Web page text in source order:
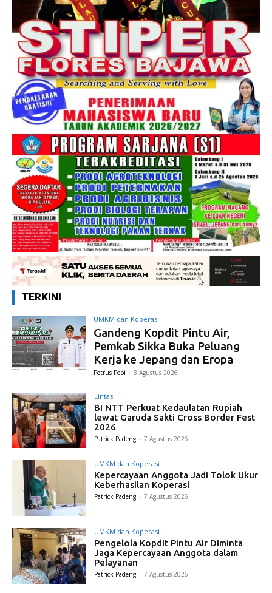
TERKINI
UMKM dan Koperasi
Gandeng Kopdit Pintu Air,
Pemkab Sikka Buka Peluang
Kerja ke Jepang dan Eropa
Petrus Popi - 8 Agustus 2026
Lintas
BI NTT Perkuat Kedaulatan Rupiah
lewat Garuda Sakti Cross Border Fest
2026
Patrick Padeng - 7 Agustus 2026
UMKM dan Koperasi
Kepercayaan Anggota Jadi Tolok Ukur
Keberhasilan Koperasi
Patrick Padeng - 7 Agustus 2026
UMKM dan Koperasi
Pengelola Kopdit Pintu Air Diminta
Jaga Kepercayaan Anggota dalam
Pelayanan
Patrick Padeng - 7 Agustus 2026